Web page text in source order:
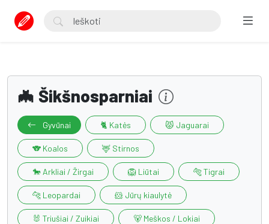
🦇 Šikšnosparniai
Gyvūnai 🐈 Katės 😾 Jaguarai
🐨 Koalos 🦌 Stirnos
🐎 Arkliai / Žirgai 🦁 Liūtai 🐅 Tigrai
🐆 Leopardai 🐹 Jūrų kiaulytė
🐰 Triušiai / Zuikiai 🐻 Meškos / Lokiai